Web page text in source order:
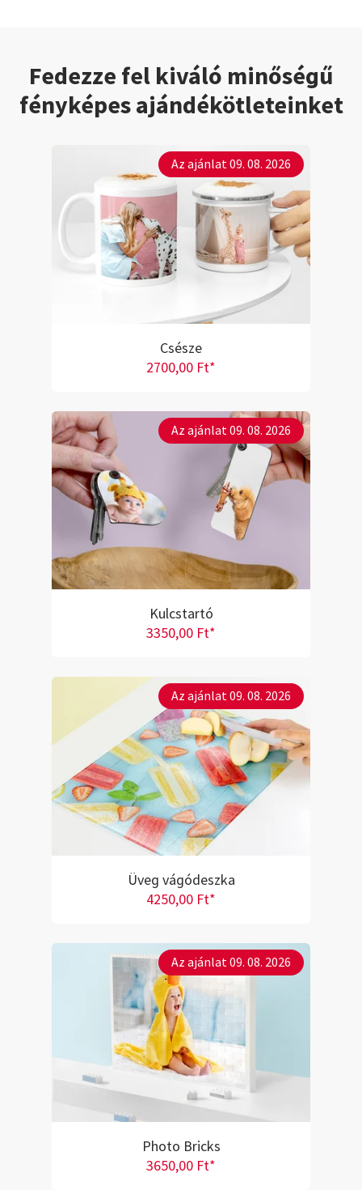
Fedezze fel kiváló minőségű
fényképes ajándékötleteinket
Az ajánlat 09. 08. 2026
Csésze
2700,00 Ft*
Az ajánlat 09. 08. 2026
Kulcstartó
3350,00 Ft*
Az ajánlat 09. 08. 2026
Üveg vágódeszka
4250,00 Ft*
Az ajánlat 09. 08. 2026
Photo Bricks
3650,00 Ft*